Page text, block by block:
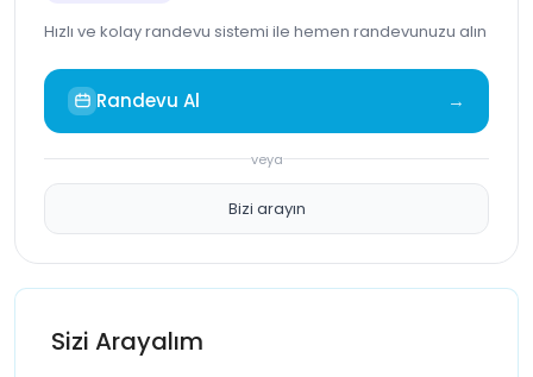
Hızlı ve kolay randevu sistemi ile hemen randevunuzu alın
Randevu Al →
veya
Bizi arayın
Sizi Arayalım